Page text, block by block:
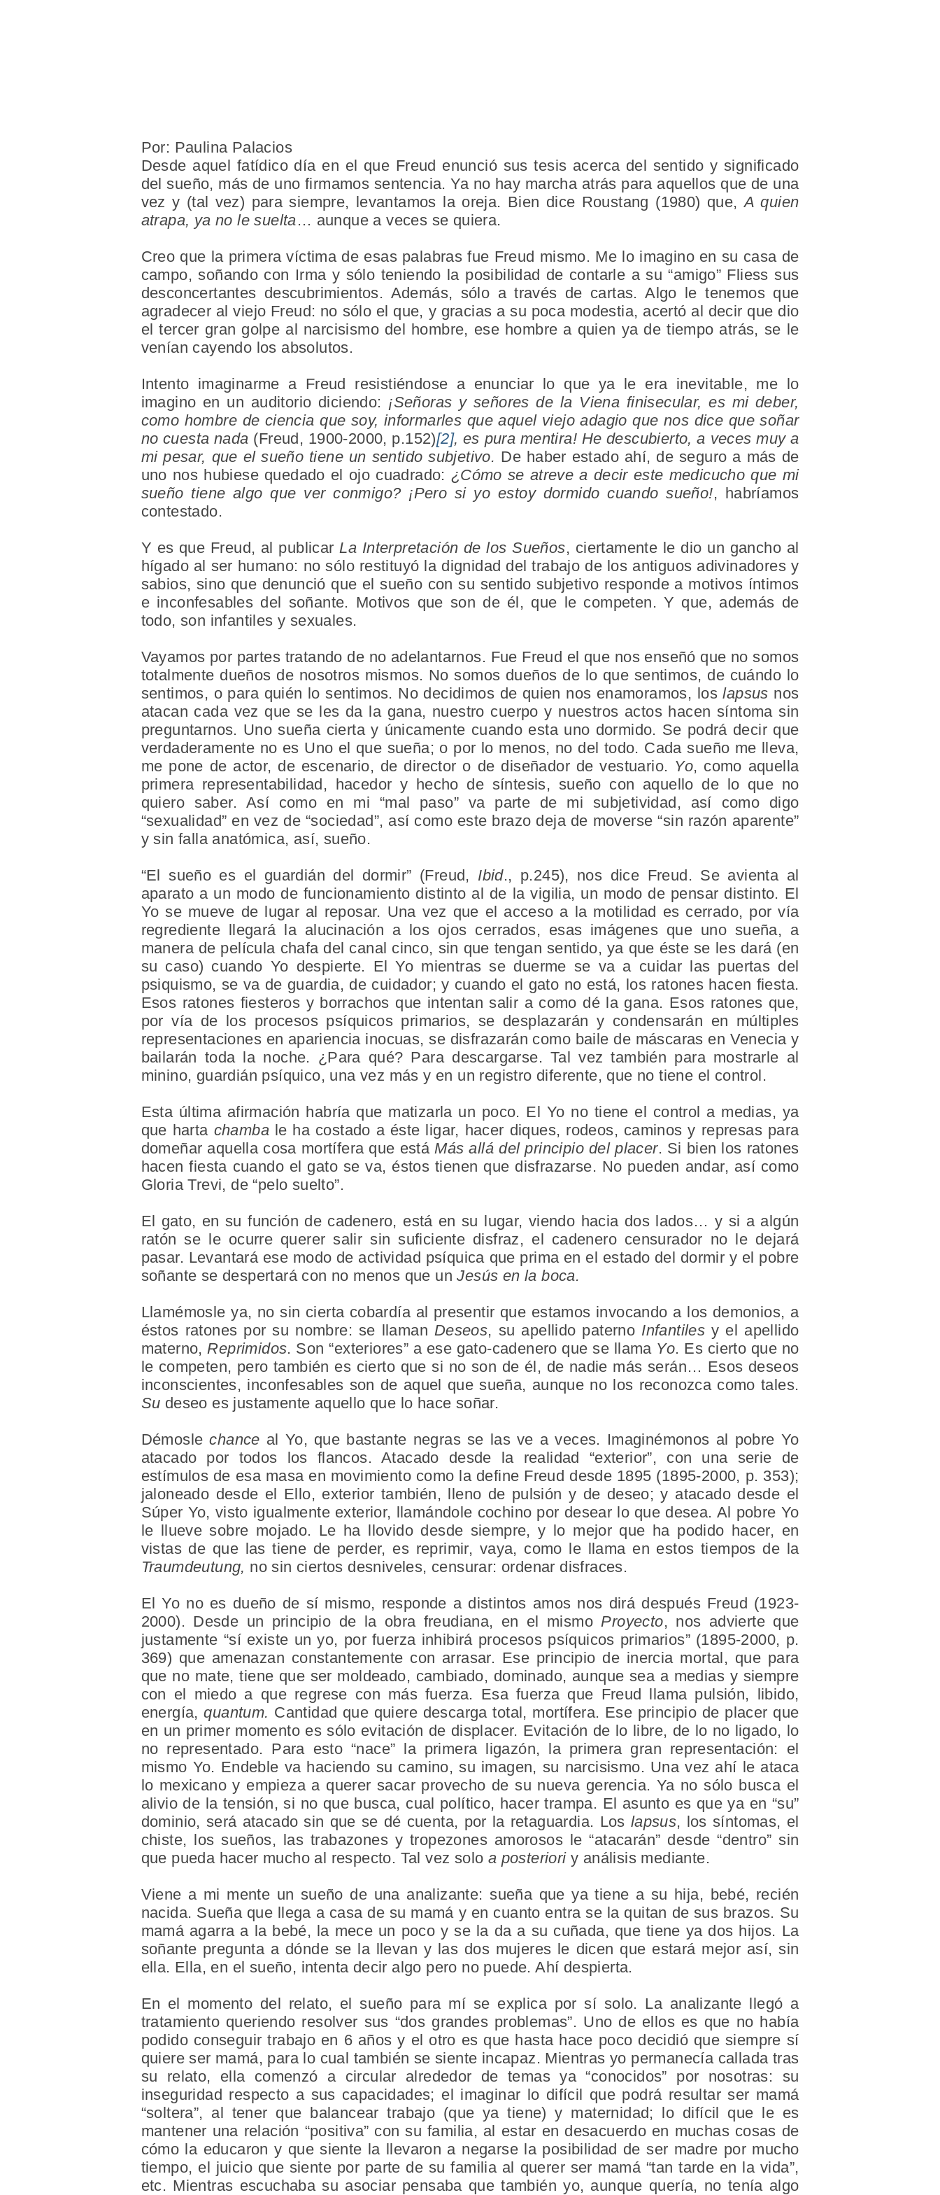
Por: Paulina Palacios
Desde aquel fatídico día en el que Freud enunció sus tesis acerca del sentido y significado
del sueño, más de uno firmamos sentencia. Ya no hay marcha atrás para aquellos que de una
vez y (tal vez) para siempre, levantamos la oreja. Bien dice Roustang (1980) que,A quien
atrapa, ya no le suelta… aunque a veces se quiera.
Creo que la primera víctima de esas palabras fue Freud mismo. Me lo imagino en su casa de
campo, soñando con Irma y sólo teniendo la posibilidad de contarle a su “amigo” Fliess sus
desconcertantes descubrimientos. Además, sólo a través de cartas. Algo le tenemos que
agradecer al viejo Freud: no sólo el que, y gracias a su poca modestia, acertó al decir que dio
el tercer gran golpe al narcisismo del hombre, ese hombre a quien ya de tiempo atrás, se le
venían cayendo los absolutos.
Intento imaginarme a Freud resistiéndose a enunciar lo que ya le era inevitable, me lo
imagino en un auditorio diciendo: ¡Señoras y señores de la Viena finisecular, es mi deber,
como hombre de ciencia que soy, informarles que aquel viejo adagio que nos dice que soñar
no cuesta nada (Freud, 1900-2000, p.152)[2], es pura mentira! He descubierto, a veces muy a
mi pesar, que el sueño tiene un sentido subjetivo. De haber estado ahí, de seguro a más de
uno nos hubiese quedado el ojo cuadrado: ¿Cómo se atreve a decir este medicucho que mi
sueño tiene algo que ver conmigo? ¡Pero si yo estoy dormido cuando sueño!, habríamos
contestado.
Y es que Freud, al publicar La Interpretación de los Sueños, ciertamente le dio un gancho al
hígado al ser humano: no sólo restituyó la dignidad del trabajo de los antiguos adivinadores y
sabios, sino que denunció que el sueño con su sentido subjetivo responde a motivos íntimos
e inconfesables del soñante. Motivos que son de él, que le competen. Y que, además de
todo, son infantiles y sexuales.
Vayamos por partes tratando de no adelantarnos. Fue Freud el que nos enseñó que no somos
totalmente dueños de nosotros mismos. No somos dueños de lo que sentimos, de cuándo lo
sentimos, o para quién lo sentimos. No decidimos de quien nos enamoramos, loslapsus nos
atacan cada vez que se les da la gana, nuestro cuerpo y nuestros actos hacen síntoma sin
preguntarnos. Uno sueña cierta y únicamente cuando esta uno dormido. Se podrá decir que
verdaderamente no es Uno el que sueña; o por lo menos, no del todo. Cada sueño me lleva,
me pone de actor, de escenario, de director o de diseñador de vestuario. Yo, como aquella
primera representabilidad, hacedor y hecho de síntesis, sueño con aquello de lo que no
quiero saber. Así como en mi “mal paso” va parte de mi subjetividad, así como digo
“sexualidad” en vez de “sociedad”, así como este brazo deja de moverse “sin razón aparente”
y sin falla anatómica, así, sueño.
“El sueño es el guardián del dormir” (Freud, Ibid., p.245), nos dice Freud. Se avienta al
aparato a un modo de funcionamiento distinto al de la vigilia, un modo de pensar distinto. El
Yo se mueve de lugar al reposar. Una vez que el acceso a la motilidad es cerrado, por vía
regrediente llegará la alucinación a los ojos cerrados, esas imágenes que uno sueña, a
manera de película chafa del canal cinco, sin que tengan sentido, ya que éste se les dará (en
su caso) cuando Yo despierte. El Yo mientras se duerme se va a cuidar las puertas del
psiquismo, se va de guardia, de cuidador; y cuando el gato no está, los ratones hacen fiesta.
Esos ratones fiesteros y borrachos que intentan salir a como dé la gana. Esos ratones que,
por vía de los procesos psíquicos primarios, se desplazarán y condensarán en múltiples
representaciones en apariencia inocuas, se disfrazarán como baile de máscaras en Venecia y
bailarán toda la noche. ¿Para qué? Para descargarse. Tal vez también para mostrarle al
minino, guardián psíquico, una vez más y en un registro diferente, que no tiene el control.
Esta última afirmación habría que matizarla un poco. El Yo no tiene el control a medias, ya
que harta chambale ha costado a éste ligar, hacer diques, rodeos, caminos y represas para
domeñar aquella cosa mortífera que está Más allá del principio del placer. Si bien los ratones
hacen fiesta cuando el gato se va, éstos tienen que disfrazarse. No pueden andar, así como
Gloria Trevi, de “pelo suelto”.
El gato, en su función de cadenero, está en su lugar, viendo hacia dos lados… y si a algún
ratón se le ocurre querer salir sin suficiente disfraz, el cadenero censurador no le dejará
pasar. Levantará ese modo de actividad psíquica que prima en el estado del dormir y el pobre
soñante se despertará con no menos que unJesús en la boca.
Llamémosle ya, no sin cierta cobardía al presentir que estamos invocando a los demonios, a
éstos ratones por su nombre: se llaman Deseos, su apellido paterno Infantiles y el apellido
materno, Reprimidos. Son “exteriores” a ese gato-cadenero que se llama Yo. Es cierto que no
le competen, pero también es cierto que si no son de él, de nadie más serán… Esos deseos
inconscientes, inconfesables son de aquel que sueña, aunque no los reconozca como tales.
Su deseo es justamente aquello que lo hace soñar.
Démoslechance al Yo, que bastante negras se las ve a veces. Imaginémonos al pobre Yo
atacado por todos los flancos. Atacado desde la realidad “exterior”, con una serie de
estímulos de esa masa en movimiento como la define Freud desde 1895 (1895-2000, p. 353);
jaloneado desde el Ello, exterior también, lleno de pulsión y de deseo; y atacado desde el
Súper Yo, visto igualmente exterior, llamándole cochino por desear lo que desea. Al pobre Yo
le llueve sobre mojado. Le ha llovido desde siempre, y lo mejor que ha podido hacer, en
vistas de que las tiene de perder, es reprimir, vaya, como le llama en estos tiempos de la
Traumdeutung, no sin ciertos desniveles, censurar: ordenar disfraces.
El Yo no es dueño de sí mismo, responde a distintos amos nos dirá después Freud (1923-
2000). Desde un principio de la obra freudiana, en el mismo Proyecto, nos advierte que
justamente “sí existe un yo, por fuerza inhibirá procesos psíquicos primarios” (1895-2000, p.
369) que amenazan constantemente con arrasar. Ese principio de inercia mortal, que para
que no mate, tiene que ser moldeado, cambiado, dominado, aunque sea a medias y siempre
con el miedo a que regrese con más fuerza. Esa fuerza que Freud llama pulsión, libido,
energía,quantum. Cantidad que quiere descarga total, mortífera. Ese principio de placer que
en un primer momento es sólo evitación de displacer. Evitación de lo libre, de lo no ligado, lo
no representado. Para esto “nace” la primera ligazón, la primera gran representación: el
mismo Yo. Endeble va haciendo su camino, su imagen, su narcisismo. Una vez ahí le ataca
lo mexicano y empieza a querer sacar provecho de su nueva gerencia. Ya no sólo busca el
alivio de la tensión, si no que busca, cual político, hacer trampa. El asunto es que ya en “su”
dominio, será atacado sin que se dé cuenta, por la retaguardia. Los lapsus, los síntomas, el
chiste, los sueños, las trabazones y tropezones amorosos le “atacarán” desde “dentro” sin
que pueda hacer mucho al respecto. Tal vez solo a posterioriy análisis mediante.
Viene a mi mente un sueño de una analizante: sueña que ya tiene a su hija, bebé, recién
nacida. Sueña que llega a casa de su mamá y en cuanto entra se la quitan de sus brazos. Su
mamá agarra a la bebé, la mece un poco y se la da a su cuñada, que tiene ya dos hijos. La
soñante pregunta a dónde se la llevan y las dos mujeres le dicen que estará mejor así, sin
ella. Ella, en el sueño, intenta decir algo pero no puede. Ahí despierta.
En el momento del relato, el sueño para mí se explica por sí solo. La analizante llegó a
tratamiento queriendo resolver sus “dos grandes problemas”. Uno de ellos es que no había
podido conseguir trabajo en 6 años y el otro es que hasta hace poco decidió que siempre sí
quiere ser mamá, para lo cual también se siente incapaz. Mientras yo permanecía callada tras
su relato, ella comenzó a circular alrededor de temas ya “conocidos” por nosotras: su
inseguridad respecto a sus capacidades; el imaginar lo difícil que podrá resultar ser mamá
“soltera”, al tener que balancear trabajo (que ya tiene) y maternidad; lo difícil que le es
mantener una relación “positiva” con su familia, al estar en desacuerdo en muchas cosas de
cómo la educaron y que siente la llevaron a negarse la posibilidad de ser madre por mucho
tiempo, el juicio que siente por parte de su familia al querer ser mamá “tan tarde en la vida”,
etc. Mientras escuchaba su asociar pensaba que también yo, aunque quería, no tenía algo